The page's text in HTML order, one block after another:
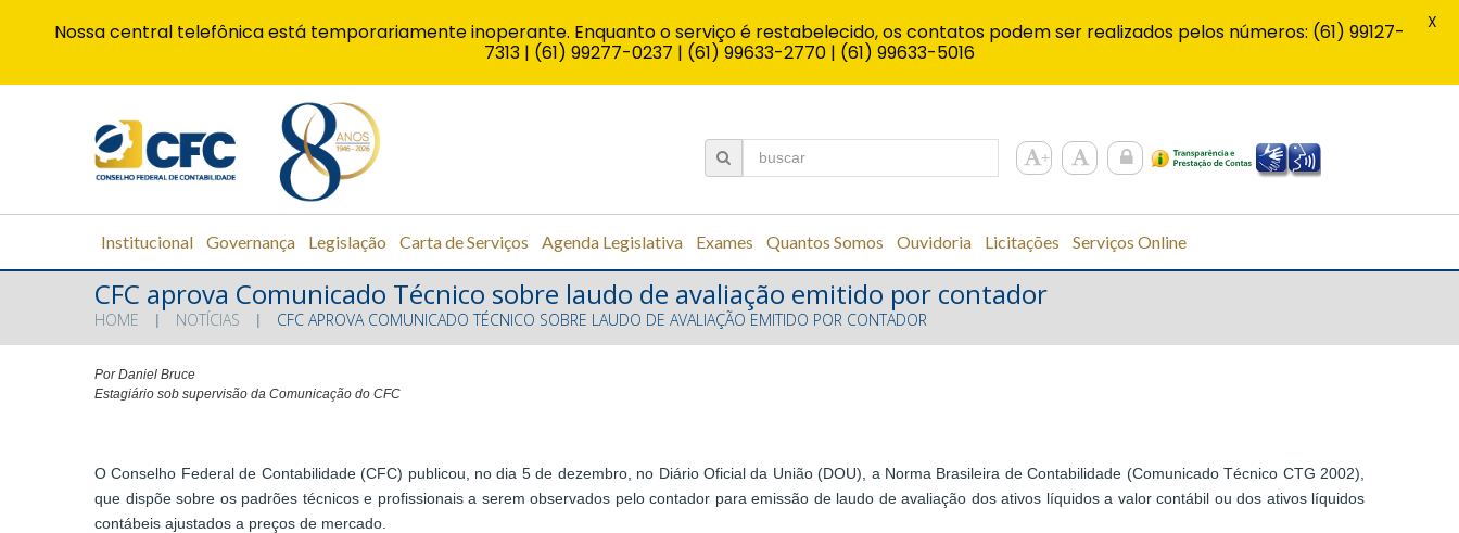
Institucional Governança Legislação Carta de Serviços Agenda Legislativa Exames Quantos Somos Ouvidoria Licitações Serviços Online
CFC aprova Comunicado Técnico sobre laudo de avaliação emitido por contador
HOME NOTÍCIAS CFC APROVA COMUNICADO TÉCNICO SOBRE LAUDO DE AVALIAÇÃO EMITIDO POR CONTADOR
Por Daniel Bruce
Estagiário sob supervisão da Comunicação do CFC
O Conselho Federal de Contabilidade (CFC) publicou, no dia 5 de dezembro, no Diário Oficial da União (DOU), a Norma Brasileira de Contabilidade (Comunicado Técnico CTG 2002),
que dispõe sobre os padrões técnicos e profissionais a serem observados pelo contador para emissão de laudo de avaliação dos ativos líquidos a valor contábil ou dos ativos líquidos
contábeis ajustados a preços de mercado.
Nossa central telefônica está temporariamente inoperante. Enquanto o serviço é restabelecido, os contatos podem ser realizados pelos números: (61) 99127-
7313 | (61) 99277-0237 | (61) 99633-2770 | (61) 99633-5016
X